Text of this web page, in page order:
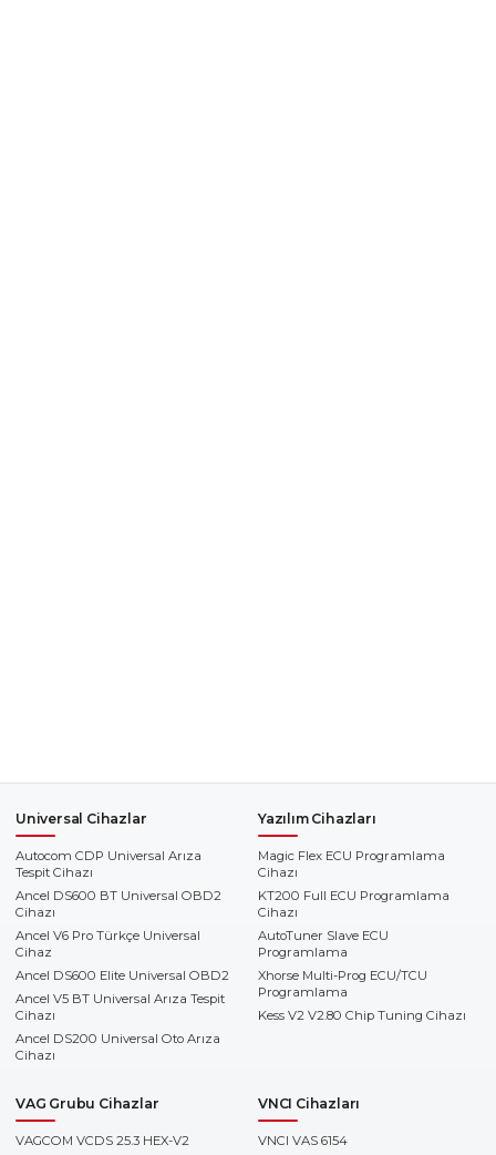
Universal Cihazlar
Autocom CDP Universal Arıza
Tespit Cihazı
Ancel DS600 BT Universal OBD2
Cihazı
Ancel V6 Pro Türkçe Universal
Cihaz
Ancel DS600 Elite Universal OBD2
Ancel V5 BT Universal Arıza Tespit
Cihazı
Ancel DS200 Universal Oto Arıza
Cihazı
Yazılım Cihazları
Magic Flex ECU Programlama
Cihazı
KT200 Full ECU Programlama
Cihazı
AutoTuner Slave ECU
Programlama
Xhorse Multi-Prog ECU/TCU
Programlama
Kess V2 V2.80 Chip Tuning Cihazı
VAG Grubu Cihazlar
VAGCOM VCDS 25.3 HEX-V2
VNCI Cihazları
VNCI VAS 6154